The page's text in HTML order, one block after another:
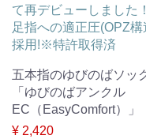
て再デビューしました！
足指への適正圧(OPZ構
採用!※特許取得済
五本指のゆびのばソッ
「ゆびのばアンクル
EC（EasyComfort）」
¥ 2,420